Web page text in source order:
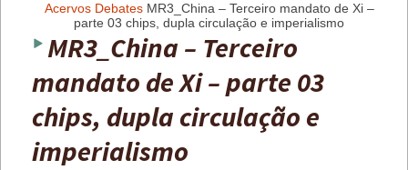
Acervos Debates MR3_China – Terceiro mandato de Xi –
parte 03 chips, dupla circulação e imperialismo
MR3_China – Terceiro
mandato de Xi – parte 03
chips, dupla circulação e
imperialismo